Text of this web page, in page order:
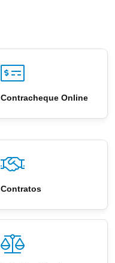
Contracheque Online
Contratos